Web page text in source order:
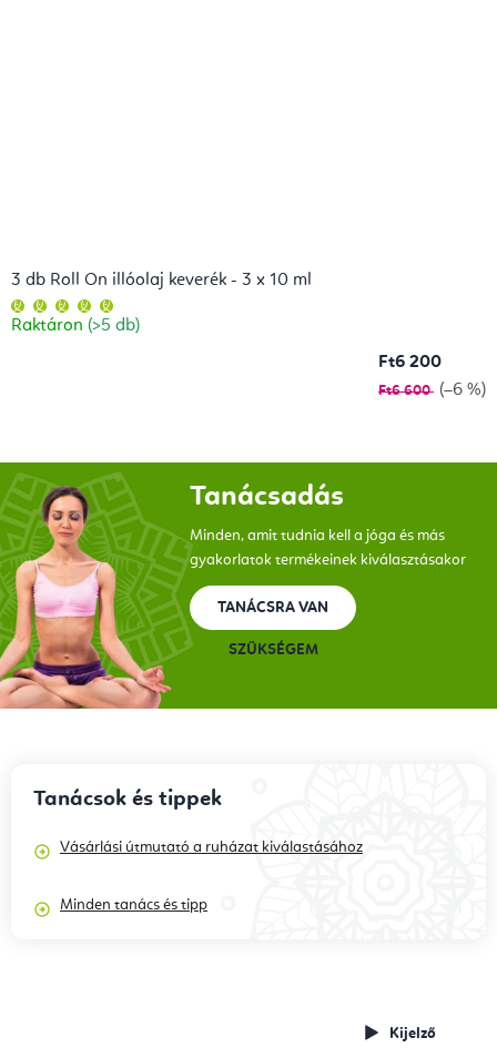
3 db Roll On illóolaj keverék - 3 x 10 ml
termék
átlagos
értékelése
Raktáron (>5 db)
Ft6 200
Ft6 600 (–6 %)
Tanácsadás
Minden, amit tudnia kell a jóga és más
gyakorlatok termékeinek kiválasztásakor
TANÁCSRA VAN
SZÜKSÉGEM
Tanácsok és tippek
Vásárlási útmutató a ruházat kiválastásához
Minden tanács és tipp
Kijelző